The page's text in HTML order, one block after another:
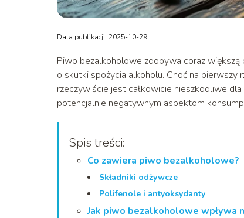
Data publikacji: 2025-10-29
Piwo bezalkoholowe zdobywa coraz
o skutki spożycia alkoholu. Choć na
rzeczywiście jest całkowicie nieszkodliwe
potencjalnie negatywnym aspektom
Spis treści:
Co zawiera piwo bezalkoholowe?
Składniki odżywcze
Polifenole i antyoksydanty
Jak piwo bezalkoholowe wpływa